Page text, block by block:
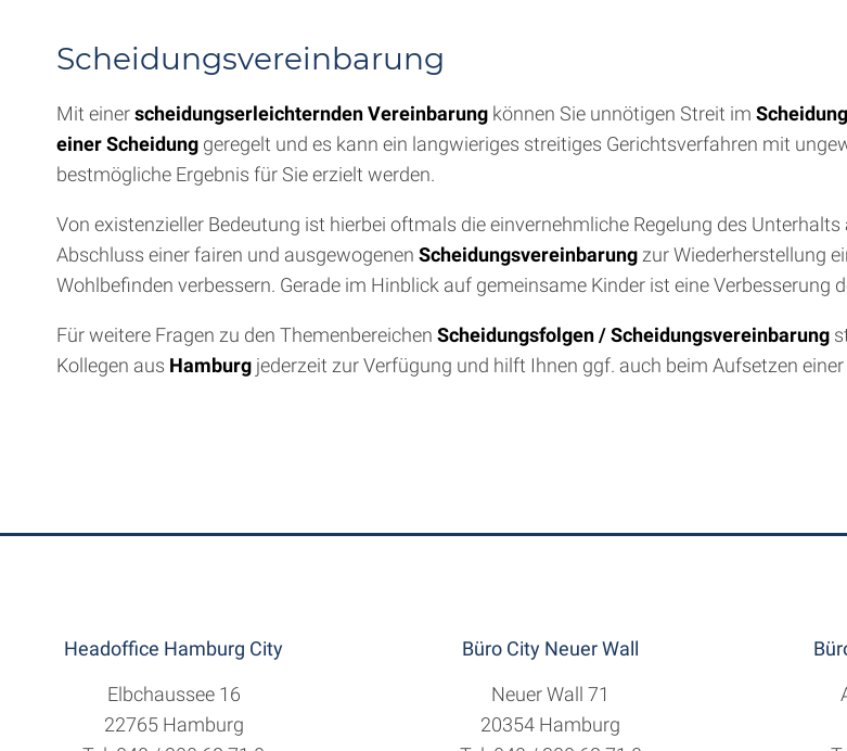
Scheidungsvereinbarung
Mit einerscheidungserleichternden Vereinbarung können Sie unnötigen Streit im
einer Scheidung geregelt und es kann ein langwieriges streitiges Gerichtsverfahren mit
bestmögliche Ergebnis für Sie erzielt werden.
Von existenzieller Bedeutung ist hierbei oftmals die einvernehmliche Regelung des
Abschluss einer fairen und ausgewogenen Scheidungsvereinbarung zur Wiederherstellung
Wohlbefinden verbessern. Gerade im Hinblick auf gemeinsame Kinder ist eine
Für weitere Fragen zu den Themenbereichen Scheidungsfolgen / Scheidungsvereinbarung
Kollegen aus Hamburg jederzeit zur Verfügung und hilft Ihnen ggf. auch beim Aufsetzen
Headoffice Hamburg City
Elbchaussee 16
22765 Hamburg
Büro City Neuer Wall
Neuer Wall 71
20354 Hamburg